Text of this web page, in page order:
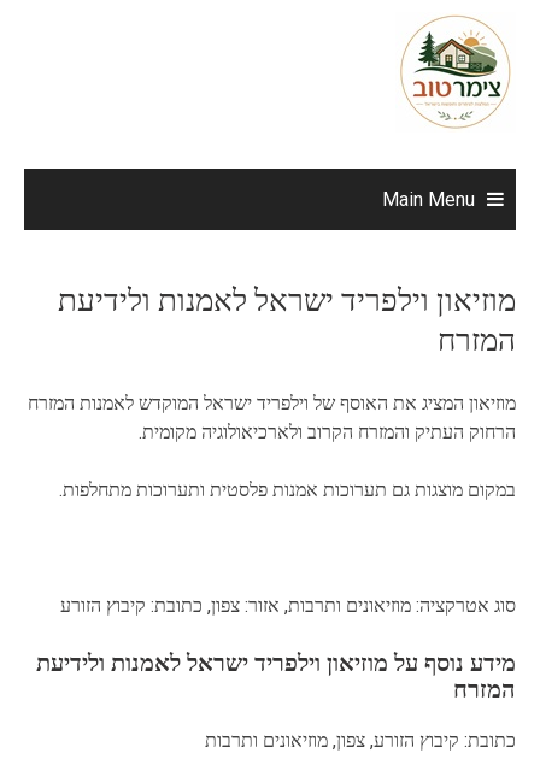
content
Main Menu
מוזיאון וילפריד ישראל לאמנות ולידיעת
המזרח
מוזיאון המציג את האוסף של וילפריד ישראל המוקדש לאמנות המזרח
הרחוק העתיק והמזרח הקרוב ולארכיאולוגיה מקומית.
במקום מוצגות גם תערוכות אמנות פלסטית ותערוכות מתחלפות.
סוג אטרקציה: מוזיאונים ותרבות, אזור: צפון, כתובת: קיבוץ הזורע
מידע נוסף על מוזיאון וילפריד ישראל לאמנות ולידיעת
המזרח
כתובת: קיבוץ הזורע, צפון, מוזיאונים ותרבות